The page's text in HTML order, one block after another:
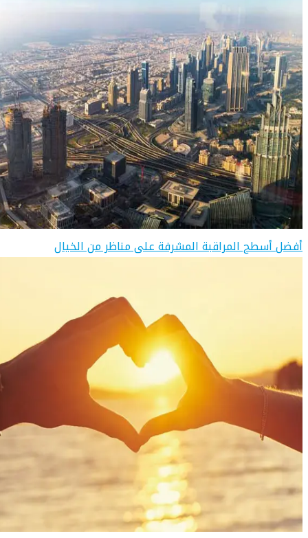
أفضل أسطح المراقبة المشرفة على مناظر من الخيال